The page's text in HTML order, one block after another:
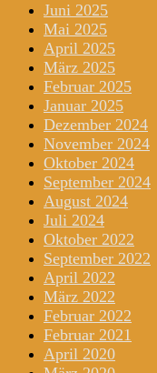
Juni 2025
Mai 2025
April 2025
März 2025
Februar 2025
Januar 2025
Dezember 2024
November 2024
Oktober 2024
September 2024
August 2024
Juli 2024
Oktober 2022
September 2022
April 2022
März 2022
Februar 2022
Februar 2021
April 2020